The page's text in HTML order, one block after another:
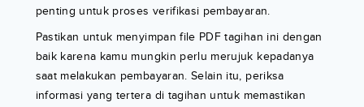
penting untuk proses verifikasi pembayaran.
Pastikan untuk menyimpan file PDF tagihan ini dengan
baik karena kamu mungkin perlu merujuk kepadanya
saat melakukan pembayaran. Selain itu, periksa
informasi yang tertera di tagihan untuk memastikan